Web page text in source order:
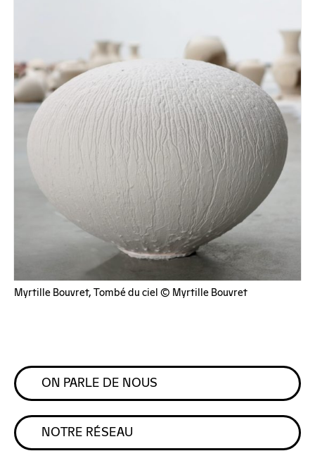
Myrtille Bouvret, Tombé du ciel © Myrtille Bouvret
ON PARLE DE NOUS
NOTRE RÉSEAU